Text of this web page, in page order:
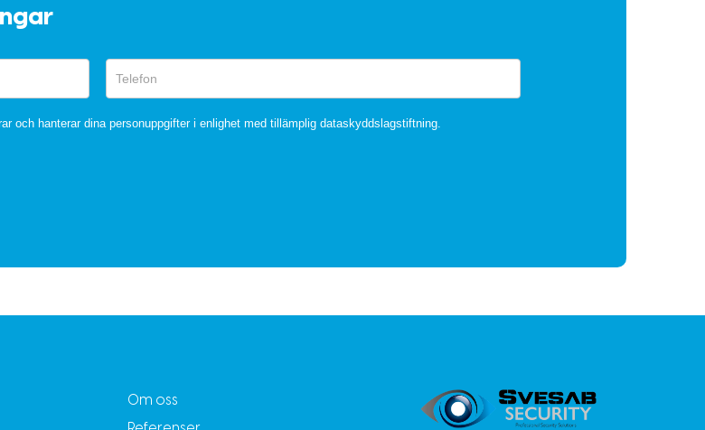
och hanterar dina personuppgifter i enlighet med tillämplig dataskyddslagstiftning.
Om oss